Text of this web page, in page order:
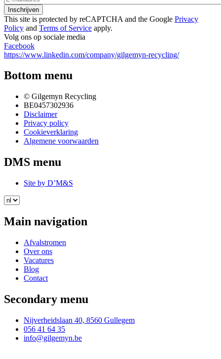
This site is protected by reCAPTCHA and the Google Privacy
Policy and Terms of Service apply.
Volg ons op sociale media
Facebook
https://www.linkedin.com/company/gilgemyn-recycling/
Bottom menu
© Gilgemyn Recycling
BE0457302936
Disclaimer
Privacy policy
Cookieverklaring
Algemene voorwaarden
DMS menu
Site by D’M&S
Main navigation
Afvalstromen
Over ons
Vacatures
Blog
Contact
Secondary menu
Nijverheidslaan 40, 8560 Gullegem
056 41 64 35
info@gilgemyn.be